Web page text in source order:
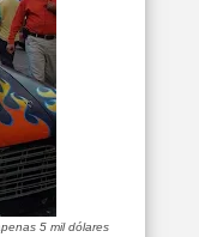
5 mil dólares